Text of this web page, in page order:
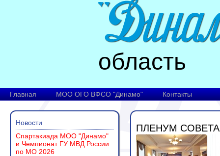
область
Главная МОО ОГО ВФСО "Динамо" Контакты
Новости
Спартакиада МОО "Динамо"
и Чемпионат ГУ МВД России
по МО 2026
ПЛЕНУМ